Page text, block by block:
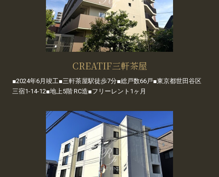
CREATIF三軒茶屋
■2024年6月竣工■三軒茶屋駅徒歩7分■総戸数66戸■東京都世田谷区
三宿1-14-12■地上5階 RC造■フリーレント1ヶ月